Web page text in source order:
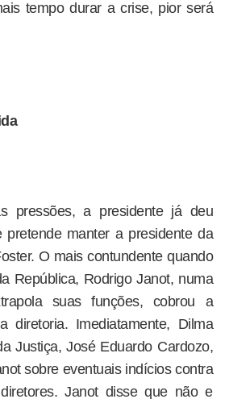
tempo durar a crise, pior será
pressões, a presidente já deu
pretende manter a presidente da
O mais contundente quando
República, Rodrigo Janot, numa
suas funções, cobrou a
diretoria. Imediatamente, Dilma
Justiça, José Eduardo Cardozo,
sobre eventuais indícios contra
Janot disse que não e